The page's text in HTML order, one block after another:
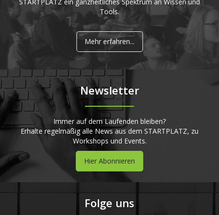
Tools.
Mehr erfahren...
Newsletter
Immer auf dem Laufenden bleiben?
Erhalte regelmäßig alle News aus dem STARTPLATZ, zu
Workshops und Events.
Hier Abonnieren
Folge uns